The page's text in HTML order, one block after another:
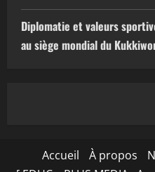
Diplomatie et valeurs
au siège mondial du
Accueil À propos